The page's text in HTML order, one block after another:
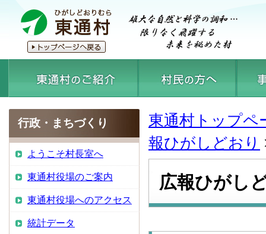
東通村トップペ
報ひがしどおり
広報ひがし
行政・まちづくり
ようこそ村長室へ
東通村役場のご案内
東通村役場へのアクセス
統計データ